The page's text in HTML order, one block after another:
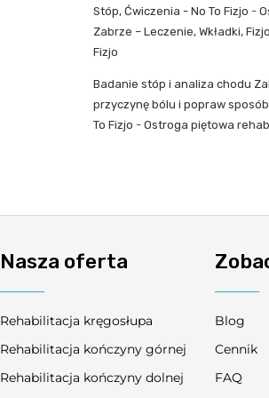
Stóp, Ćwiczenia - No To Fizjo -
Zabrze – Leczenie, Wkładki,
Fizjo
Badanie stóp i analiza chodu
przyczynę bólu i popraw
To Fizjo - Ostroga piętowa
Nasza oferta
Rehabilitacja kręgosłupa
Rehabilitacja kończyny górnej
Rehabilitacja kończyny dolnej
Blog
Cennik
FAQ